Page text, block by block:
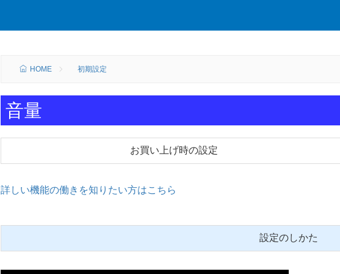
HOME 初期設定
音量
お買い上げ時の設定
詳しい機能の働きを知りたい方はこちら
設定のしかた